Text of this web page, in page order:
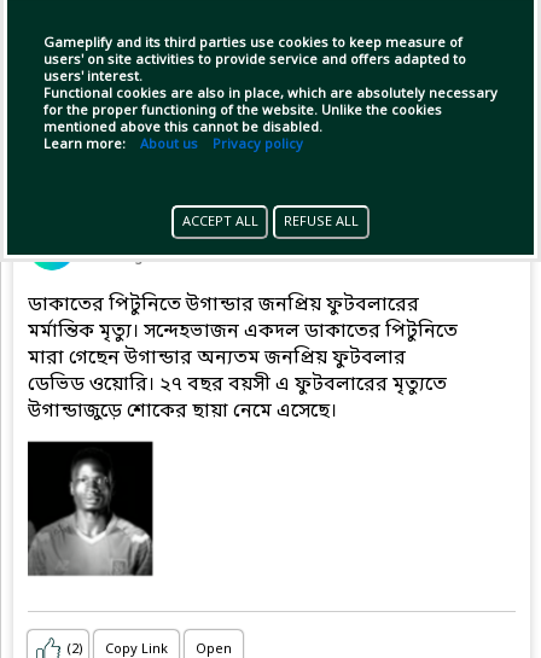
Gameplify and its third parties use cookies to keep measure of
users' on site activities to provide service and offers adapted to
users' interest.
Functional cookies are also in place, which are absolutely necessary
for the proper functioning of the website. Unlike the cookies
mentioned above this cannot be disabled.
Learn more: About us Privacy policy
ACCEPT ALL REFUSE ALL
Copy Link Open
MilonBD
has posted
1 hour ago
ডাকাতের পিটুনিতে উগান্ডার জনপ্রিয় ফুটবলারের
মর্মান্তিক মৃত্যু। সন্দেহভাজন একদল ডাকাতের পিটুনিতে
মারা গেছেন উগান্ডার অন্যতম জনপ্রিয় ফুটবলার
ডেভিড ওয়োরি। ২৭ বছর বয়সী এ ফুটবলারের মৃত্যুতে
উগান্ডাজুড়ে শোকের ছায়া নেমে এসেছে।
(2) Copy Link Open